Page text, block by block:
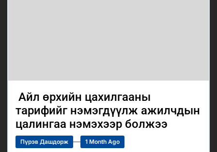
Айл өрхийн цахилгааны
тарифийг нэмэгдүүлж ажилчдын
цалингаа нэмэхээр болжээ
Пүрэв Дашдорж 1 Month Ago